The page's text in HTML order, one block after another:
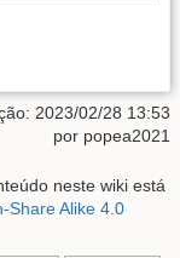
2023/02/28 13:53
por popea2021
neste wiki está
Share Alike 4.0